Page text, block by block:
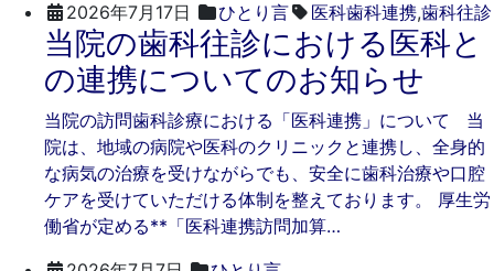
2026年7月17日 ひとり言 医科歯科連携,歯科往診
当院の歯科往診における医科と
の連携についてのお知らせ
当院の訪問歯科診療における「医科連携」について 当
院は、地域の病院や医科のクリニックと連携し、全身的
な病気の治療を受けながらでも、安全に歯科治療や口腔
ケアを受けていただける体制を整えております。 厚生労
働省が定める**「医科連携訪問加算…